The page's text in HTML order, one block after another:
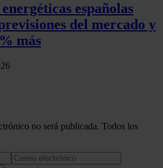
españolas
del mercado y
más
no será publicada. Todos los